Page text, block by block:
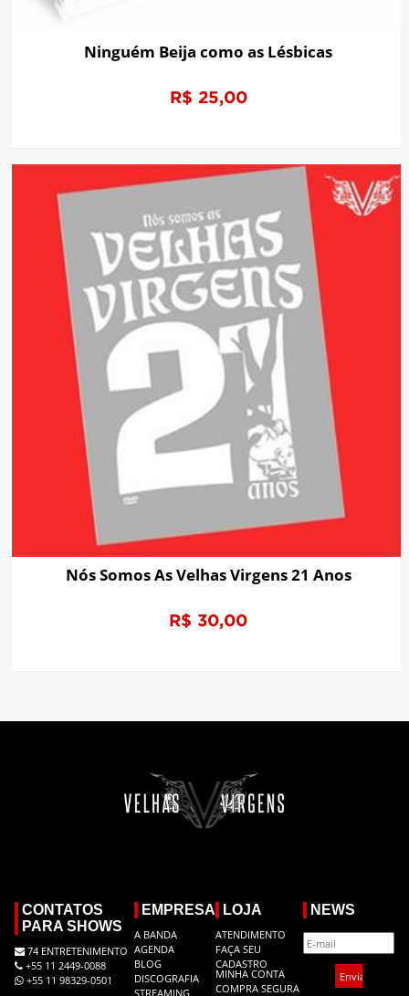
Ninguém Beija como as Lésbicas
R$ 25,00
Nós Somos As Velhas Virgens 21 Anos
R$ 30,00
CONTATOS
PARA SHOWS
74 ENTRETENIMENTO
+55 11 2449-0088
+55 11 98329-0501
EMPRESA
A BANDA
AGENDA
BLOG
DISCOGRAFIA
STREAMING
LOJA
ATENDIMENTO
FAÇA SEU
CADASTRO
MINHA CONTA
COMPRA SEGURA
NEWS